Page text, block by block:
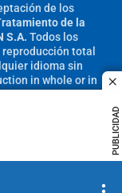
PUBLICIDAD
de los
de la
S.A. Todos los
reproducción total
idioma sin
in whole or in